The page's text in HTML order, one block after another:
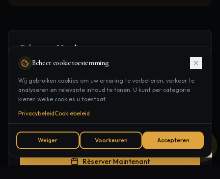
RéservezHeadspa
Prenez rendez-vous dans notre clinique à Wilrijk, à
seulement 15 minutendeEkeren.
Boomsesteenweg 135/22, Wilrijk
15 minuten
7j/7, aussi le soir
Réserver Maintenant
Beheer cookie toestemming
Wij gebruiken cookies om uw ervaring te verbeteren, verkeer te
analyseren en relevante inhoud te tonen. U kunt per categorie
kiezen welke cookies u toestaat.
PrivacybeleidCookiebeleid
Weiger Voorkeuren Accepteren